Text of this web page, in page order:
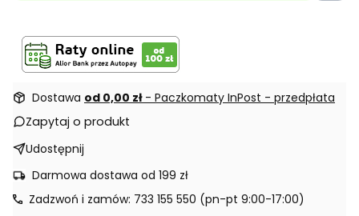
Dostawa od 0,00 zł - Paczkomaty InPost - przedpłata
Zapytaj o produkt
Udostępnij
Darmowa dostawa od 199 zł
Zadzwoń i zamów: 733 155 550 (pn-pt 9:00-17:00)